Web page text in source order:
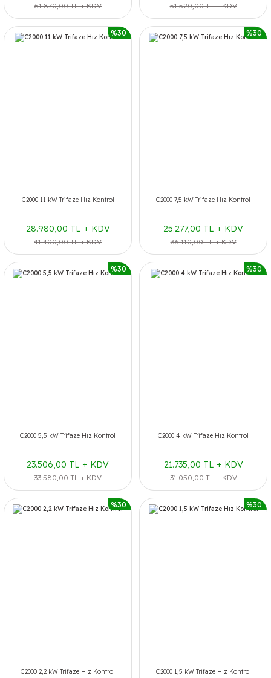
61.870,00 TL + KDV 51.520,00 TL + KDV
%30
C2000 11 kW Trifaze Hız Kontrol
28.980,00 TL + KDV
41.400,00 TL + KDV
%30
C2000 7,5 kW Trifaze Hız Kontrol
25.277,00 TL + KDV
36.110,00 TL + KDV
%30
C2000 5,5 kW Trifaze Hız Kontrol
23.506,00 TL + KDV
33.580,00 TL + KDV
%30
C2000 4 kW Trifaze Hız Kontrol
21.735,00 TL + KDV
31.050,00 TL + KDV
%30
C2000 2,2 kW Trifaze Hız Kontrol
%30
C2000 1,5 kW Trifaze Hız Kontrol